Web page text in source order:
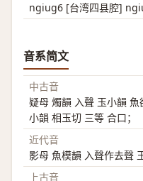
ngiug6 [台湾四县腔]
音系简文
中古音
疑母 燭韻 入聲 玉小韻
小韻 相玉切 三等 合口；
近代音
影母 魚模韻 入聲作去聲
上古音